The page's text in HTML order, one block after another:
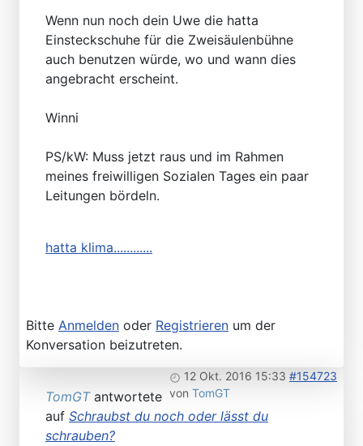
Wenn nun noch dein Uwe die hatta
Einsteckschuhe für die Zweisäulenbühne
auch benutzen würde, wo und wann dies
angebracht erscheint.
Winni
PS/kW: Muss jetzt raus und im Rahmen
meines freiwilligen Sozialen Tages ein paar
Leitungen bördeln.
hatta klima............
Bitte Anmelden oder Registrieren um der
Konversation beizutreten.
12 Okt. 2016 15:33 #154723
von TomGT
TomGTantwortete
auf Schraubst du noch oder lässt du
schrauben?